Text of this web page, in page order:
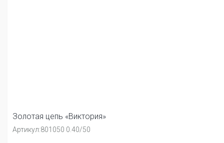
Золотая цепь «Виктория»
Артикул:801050 0.40/50